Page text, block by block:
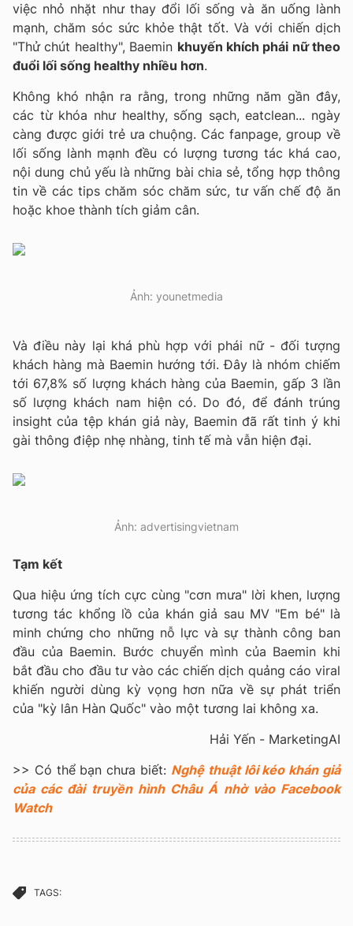
việc nhỏ nhặt như thay đổi lối sống và ăn uống lành
mạnh, chăm sóc sức khỏe thật tốt. Và với chiến dịch
"Thử chút healthy", Baemin khuyến khích phái nữ theo
đuổi lối sống healthy nhiều hơn.
Không khó nhận ra rằng, trong những năm gần đây,
các từ khóa như healthy, sống sạch, eatclean... ngày
càng được giới trẻ ưa chuộng. Các fanpage, group về
lối sống lành mạnh đều có lượng tương tác khá cao,
nội dung chủ yếu là những bài chia sẻ, tổng hợp thông
tin về các tips chăm sóc chăm sức, tư vấn chế độ ăn
hoặc khoe thành tích giảm cân.
Ảnh: younetmedia
Và điều này lại khá phù hợp với phái nữ - đối tượng
khách hàng mà Baemin hướng tới. Đây là nhóm chiếm
tới 67,8% số lượng khách hàng của Baemin, gấp 3 lần
số lượng khách nam hiện có. Do đó, để đánh trúng
insight của tệp khán giả này, Baemin đã rất tinh ý khi
gài thông điệp nhẹ nhàng, tinh tế mà vẫn hiện đại.
Ảnh: advertisingvietnam
Tạm kết
Qua hiệu ứng tích cực cùng "cơn mưa" lời khen, lượng
tương tác khổng lồ của khán giả sau MV "Em bé" là
minh chứng cho những nỗ lực và sự thành công ban
đầu của Baemin. Bước chuyển mình của Baemin khi
bắt đầu cho đầu tư vào các chiến dịch quảng cáo viral
khiến người dùng kỳ vọng hơn nữa về sự phát triển
của "kỳ lân Hàn Quốc" vào một tương lai không xa.
Hải Yến - MarketingAI
>> Có thể bạn chưa biết: Nghệ thuật lôi kéo khán giả
của các đài truyền hình Châu Á nhờ vào Facebook
Watch
TAGS: